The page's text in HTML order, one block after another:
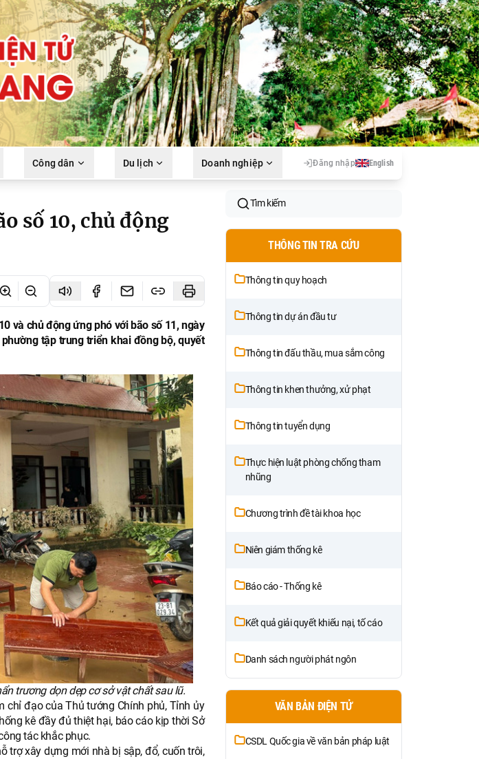
Công dân Du lịch Doanh nghiệp Đăng nhập English
số 10, chủ động
và chủ động ứng phó với bão số 11, ngày
tập trung triển khai đồng bộ, quyết
trương dọn dẹp cơ sở vật chất sau lũ.
chỉ đạo của Thủ tướng Chính phủ, Tỉnh ủy
kê đầy đủ thiệt hại, báo cáo kịp thời Sở
tác khắc phục.
trợ xây dựng mới nhà bị sập, đổ, cuốn trôi,
Tìm kiếm
THÔNG TIN TRA CỨU
Thông tin quy hoạch
Thông tin dự án đầu tư
Thông tin đấu thầu, mua sắm công
Thông tin khen thưởng, xử phạt
Thông tin tuyển dụng
Thực hiện luật phòng chống tham
nhũng
Chương trình đề tài khoa học
Niên giám thống kê
Báo cáo - Thống kê
Kết quả giải quyết khiếu nại, tố cáo
Danh sách người phát ngôn
VĂN BẢN ĐIỆN TỬ
CSDL Quốc gia về văn bản pháp luật